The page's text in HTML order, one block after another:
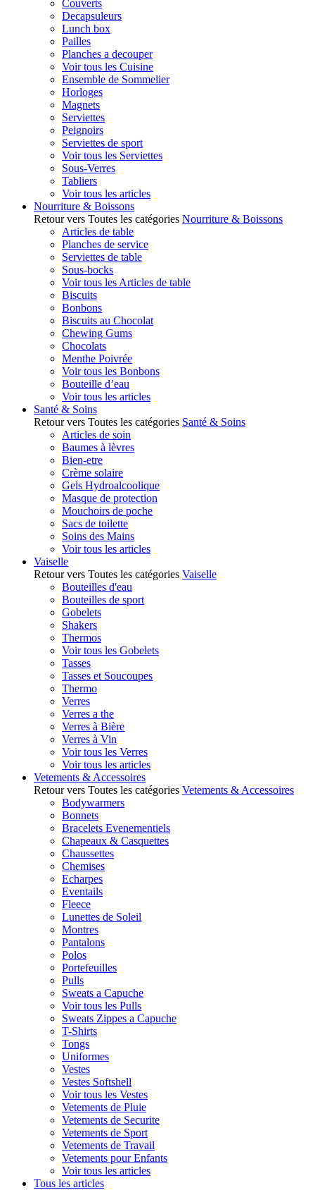
Couverts
Decapsuleurs
Lunch box
Pailles
Planches a decouper
Voir tous les Cuisine
Ensemble de Sommelier
Horloges
Magnets
Serviettes
Peignoirs
Serviettes de sport
Voir tous les Serviettes
Sous-Verres
Tabliers
Voir tous les articles
Nourriture & Boissons
Retour vers Toutes les catégories Nourriture & Boissons
Articles de table
Planches de service
Serviettes de table
Sous-bocks
Voir tous les Articles de table
Biscuits
Bonbons
Biscuits au Chocolat
Chewing Gums
Chocolats
Menthe Poivrée
Voir tous les Bonbons
Bouteille d’eau
Voir tous les articles
Santé & Soins
Retour vers Toutes les catégories Santé & Soins
Articles de soin
Baumes à lèvres
Bien-etre
Crème solaire
Gels Hydroalcoolique
Masque de protection
Mouchoirs de poche
Sacs de toilette
Soins des Mains
Voir tous les articles
Vaiselle
Retour vers Toutes les catégories Vaiselle
Bouteilles d'eau
Bouteilles de sport
Gobelets
Shakers
Thermos
Voir tous les Gobelets
Tasses
Tasses et Soucoupes
Thermo
Verres
Verres a the
Verres à Bière
Verres à Vin
Voir tous les Verres
Voir tous les articles
Vetements & Accessoires
Retour vers Toutes les catégories Vetements & Accessoires
Bodywarmers
Bonnets
Bracelets Evenementiels
Chapeaux & Casquettes
Chaussettes
Chemises
Echarpes
Eventails
Fleece
Lunettes de Soleil
Montres
Pantalons
Polos
Portefeuilles
Pulls
Sweats a Capuche
Voir tous les Pulls
Sweats Zippes a Capuche
T-Shirts
Tongs
Uniformes
Vestes
Vestes Softshell
Voir tous les Vestes
Vetements de Pluie
Vetements de Securite
Vetements de Sport
Vetements de Travail
Vetements pour Enfants
Voir tous les articles
Tous les articles